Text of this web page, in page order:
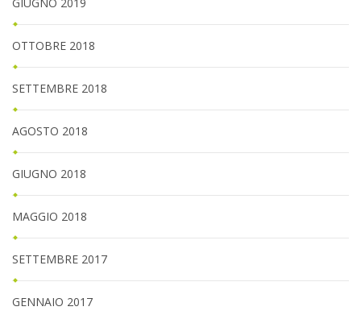
OTTOBRE 2018
SETTEMBRE 2018
AGOSTO 2018
GIUGNO 2018
MAGGIO 2018
SETTEMBRE 2017
GENNAIO 2017